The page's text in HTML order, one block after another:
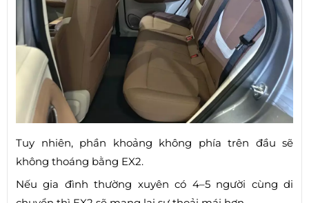
Tuy nhiên, phần khoảng không phía trên đầu sẽ
không thoáng bằng EX2.
Nếu gia đình thường xuyên có 4–5 người cùng di